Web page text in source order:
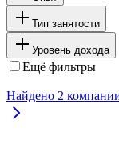
Тип занятости
Уровень дохода
Ещё фильтры
Найдено 2